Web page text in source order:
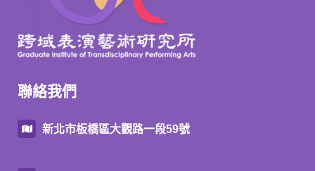
聯絡我們
新北市板橋區大觀路一段59號